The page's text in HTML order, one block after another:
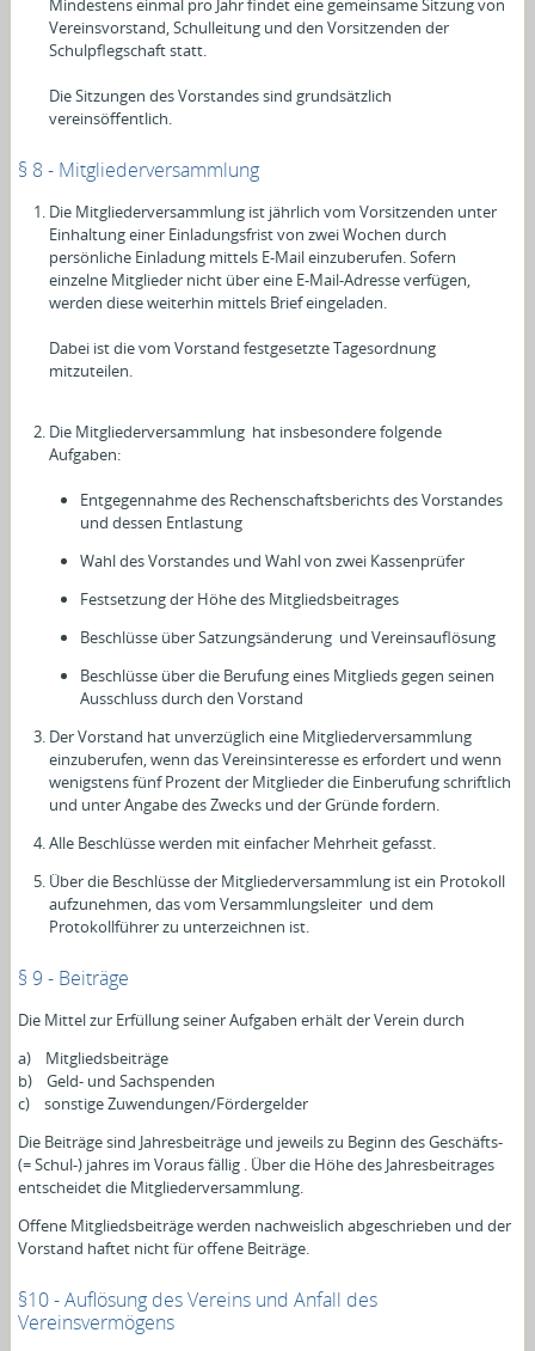
Mindestens einmal pro Jahr findet eine gemeinsame Sitzung von
Vereinsvorstand, Schulleitung und den Vorsitzenden der
Schulpflegschaft statt.
Die Sitzungen des Vorstandes sind grundsätzlich
vereinsöffentlich.
§ 8 - Mitgliederversammlung
Die Mitgliederversammlung ist jährlich vom Vorsitzenden unter
Einhaltung einer Einladungsfrist von zwei Wochen durch
persönliche Einladung mittels E-Mail einzuberufen. Sofern
einzelne Mitglieder nicht über eine E-Mail-Adresse verfügen,
werden diese weiterhin mittels Brief eingeladen.
Dabei ist die vom Vorstand festgesetzte Tagesordnung
mitzuteilen.
Die Mitgliederversammlung hat insbesondere folgende
Aufgaben:
Entgegennahme des Rechenschaftsberichts des Vorstandes
und dessen Entlastung
Wahl des Vorstandes und Wahl von zwei Kassenprüfer
Festsetzung der Höhe des Mitgliedsbeitrages
Beschlüsse über Satzungsänderung und Vereinsauflösung
Beschlüsse über die Berufung eines Mitglieds gegen seinen
Ausschluss durch den Vorstand
Der Vorstand hat unverzüglich eine Mitgliederversammlung
einzuberufen, wenn das Vereinsinteresse es erfordert und wenn
wenigstens fünf Prozent der Mitglieder die Einberufung schriftlich
und unter Angabe des Zwecks und der Gründe fordern.
Alle Beschlüsse werden mit einfacher Mehrheit gefasst.
Über die Beschlüsse der Mitgliederversammlung ist ein Protokoll
aufzunehmen, das vom Versammlungsleiter und dem
Protokollführer zu unterzeichnen ist.
§ 9 - Beiträge
Die Mittel zur Erfüllung seiner Aufgaben erhält der Verein durch
a) Mitgliedsbeiträge
b) Geld- und Sachspenden
c) sonstige Zuwendungen/Fördergelder
Die Beiträge sind Jahresbeiträge und jeweils zu Beginn des Geschäfts-
(= Schul-) jahres im Voraus fällig . Über die Höhe des Jahresbeitrages
entscheidet die Mitgliederversammlung.
Offene Mitgliedsbeiträge werden nachweislich abgeschrieben und der
Vorstand haftet nicht für offene Beiträge.
§10 - Auflösung des Vereins und Anfall des
Vereinsvermögens